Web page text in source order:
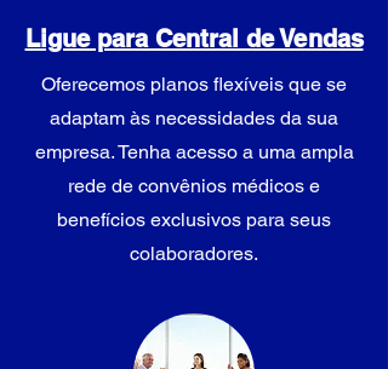
Ligue para Central de Vendas
Oferecemos planos flexíveis que se
adaptam às necessidades da sua
empresa. Tenha acesso a uma ampla
rede de convênios médicos e
benefícios exclusivos para seus
colaboradores.